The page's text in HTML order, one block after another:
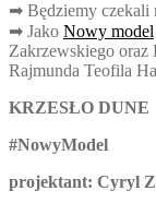
➡ Będziemy czekali
➡ Jako Nowy model
Zakrzewskiego oraz
Rajmunda Teofila
KRZESŁO DUNE
#NowyModel
projektant: Cyryl